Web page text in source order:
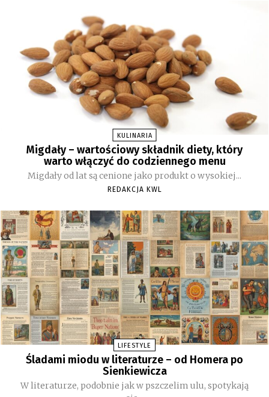
KULINARIA
Migdały – wartościowy składnik diety, który
warto włączyć do codziennego menu
Migdały od lat są cenione jako produkt o wysokiej...
REDAKCJA KWL
LIFESTYLE
Śladami miodu w literaturze – od Homera po
Sienkiewicza
W literaturze, podobnie jak w pszczelim ulu, spotykają